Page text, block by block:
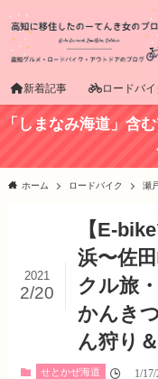
新着記事 ロードバイ
「しまなみ海道」含
ホーム ロードバイク 瀬
【E-
浜〜佐
クル旅
かんき
ん狩り
2021
2/20
せとかぜ海道 01/